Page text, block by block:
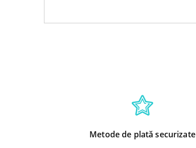
Metode de plată securizate